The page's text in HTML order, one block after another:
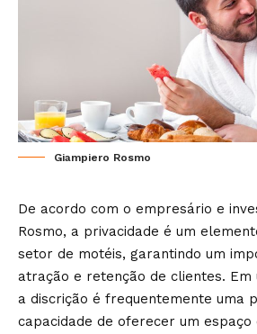
Giampiero Rosmo
De acordo com o empresário e
Rosmo, a privacidade é um
setor de motéis, garantindo um
atração e retenção de clientes. Em
a discrição é frequentemente uma
capacidade de oferecer um espaço